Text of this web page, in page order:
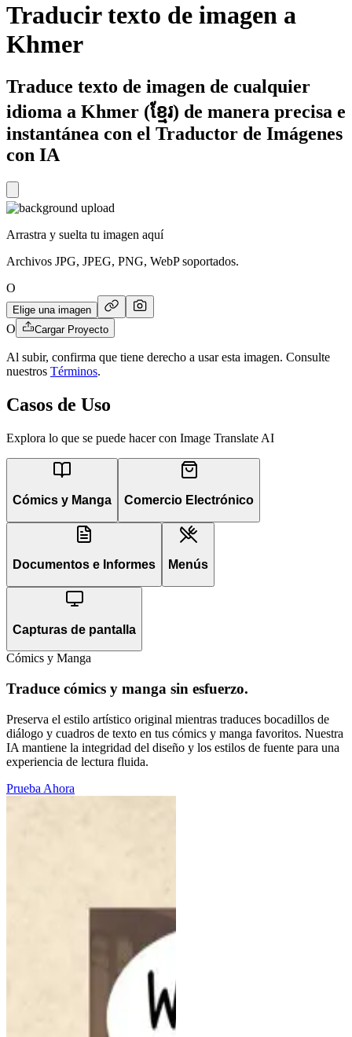
Traducir texto de imagen a
Khmer
Traduce texto de imagen de cualquier
idioma a Khmer (ខ្មែរ) de manera precisa e
instantánea con el Traductor de Imágenes
con IA
Arrastra y suelta tu imagen aquí
Archivos JPG, JPEG, PNG, WebP soportados.
O
Elige una imagen
O Cargar Proyecto
Al subir, confirma que tiene derecho a usar esta imagen. Consulte
nuestros Términos.
Casos de Uso
Explora lo que se puede hacer con Image Translate AI
Cómics y Manga Comercio Electrónico
Documentos e Informes Menús
Capturas de pantalla
Cómics y Manga
Traduce cómics y manga sin esfuerzo.
Preserva el estilo artístico original mientras traduces bocadillos de
diálogo y cuadros de texto en tus cómics y manga favoritos. Nuestra
IA mantiene la integridad del diseño y los estilos de fuente para una
experiencia de lectura fluida.
Prueba Ahora